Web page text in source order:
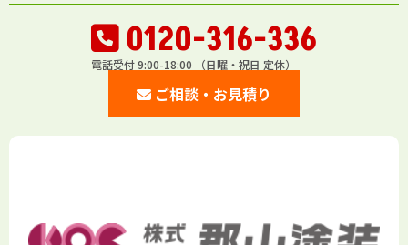
0120-316-336
電話受付 9:00-18:00 （日曜・祝日 定休）
ご相談・お見積り